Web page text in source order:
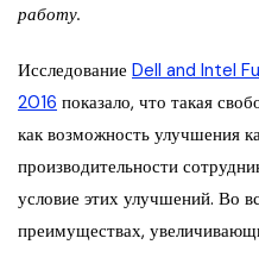
работу.
Исследование Dell and Intel
2016 показало, что такая
как возможность улучшения
производительности
условие этих улучшений. Во
преимуществах,